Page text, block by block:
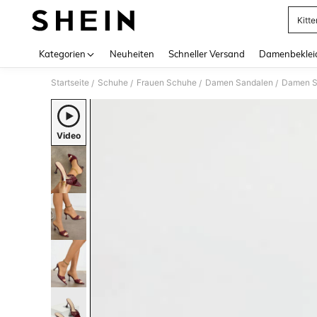
Kategorien Neuheiten Schneller Versand
Startseite / Schuhe / Frauen Schuhe / Damen Sandalen / Damen
Video